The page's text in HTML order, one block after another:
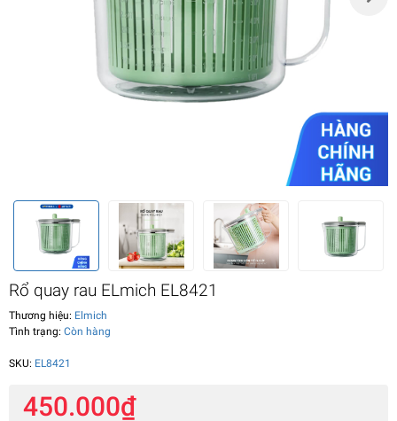
Rổ quay rau ELmich EL8421
Thương hiệu: Elmich
Tình trạng: Còn hàng
SKU: EL8421
450.000₫